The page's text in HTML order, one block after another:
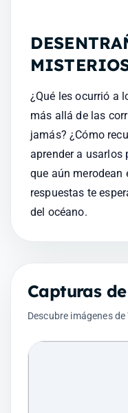
¿Qué les ocurrió a
más allá de las
jamás? ¿Cómo
aprender a usarlos
que aún merodean
respuestas te
del océano.
Capturas
Descubre imágenes de